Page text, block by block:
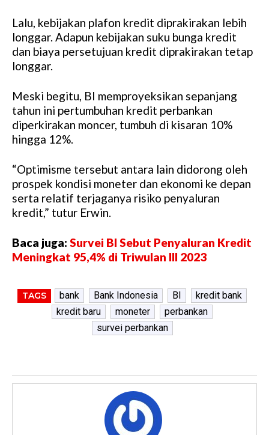
Lalu, kebijakan plafon kredit diprakirakan lebih
longgar. Adapun kebijakan suku bunga kredit
dan biaya persetujuan kredit diprakirakan tetap
longgar.
Meski begitu, BI memproyeksikan sepanjang
tahun ini pertumbuhan kredit perbankan
diperkirakan moncer, tumbuh di kisaran 10%
hingga 12%.
“Optimisme tersebut antara lain didorong oleh
prospek kondisi moneter dan ekonomi ke depan
serta relatif terjaganya risiko penyaluran
kredit,” tutur Erwin.
Baca juga: Survei BI Sebut Penyaluran Kredit
Meningkat 95,4% di Triwulan III 2023
TAGS bank Bank Indonesia BI
kredit bank
kredit baru
moneter
perbankan
survei perbankan